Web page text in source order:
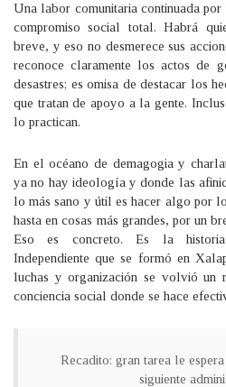
Una labor comunitaria continuada
compromiso social total. Habrá
breve, y eso no desmerece sus
reconoce claramente los actos de
desastres; es omisa de destacar los
que tratan de apoyo a la gente.
lo practican.
En el océano de demagogia y
ya no hay ideología y donde las
lo más sano y útil es hacer algo por
hasta en cosas más grandes, por un
Eso es concreto. Es la
Independiente que se formó en
luchas y organización se volvió un
conciencia social donde se hace
Recadito: gran tarea le
siguiente